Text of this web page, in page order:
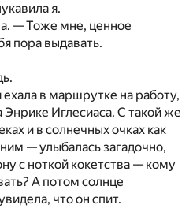
я.
— Тоже мне, ценное
пора выдавать.
ехала в маршрутке на работу,
Энрике Иглесиаса. С такой же
и в солнечных очках как
— улыбалась загадочно,
с ноткой кокетства — кому
А потом солнце
что он спит.